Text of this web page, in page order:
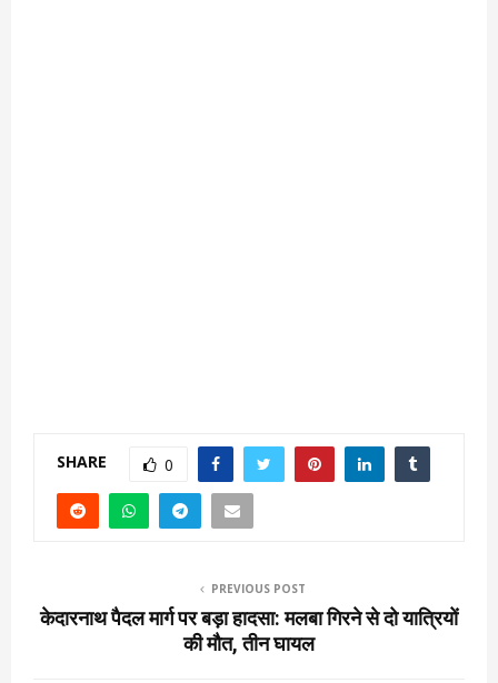
SHARE 0
PREVIOUS POST
केदारनाथ पैदल मार्ग पर बड़ा हादसा: मलबा गिरने से दो यात्रियों
की मौत, तीन घायल